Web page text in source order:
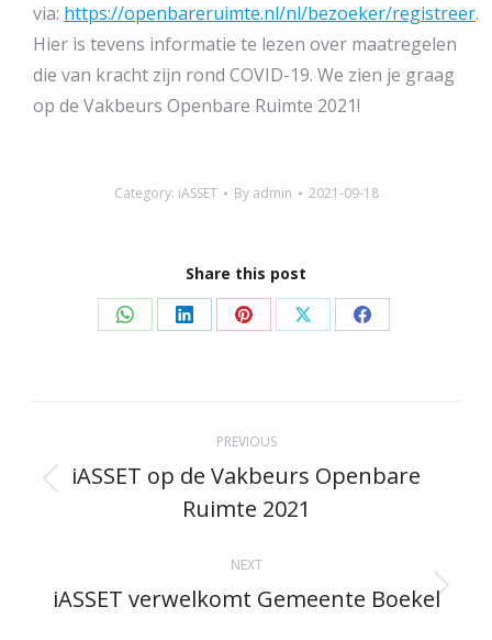
via: https://openbareruimte.nl/nl/bezoeker/registreer.
Hier is tevens informatie te lezen over maatregelen
die van kracht zijn rond COVID-19. We zien je graag
op de Vakbeurs Openbare Ruimte 2021!
Category: iASSET By admin 2021-09-18
Share this post
Share Share Share Share Share
navigation
PREVIOUS
post:
iASSET op de Vakbeurs Openbare
Ruimte 2021
NEXT
Next
iASSET verwelkomt Gemeente Boekel